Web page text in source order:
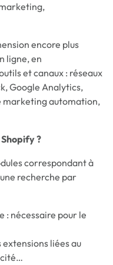
encore plus
ligne, en
et canaux : réseaux
Google Analytics,
marketing automation,
?
correspondant à
recherche par
: nécessaire pour le
liées au